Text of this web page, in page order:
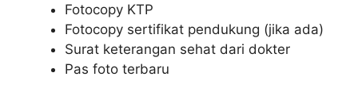
Fotocopy KTP
Fotocopy sertifikat pendukung (jika ada)
Surat keterangan sehat dari dokter
Pas foto terbaru